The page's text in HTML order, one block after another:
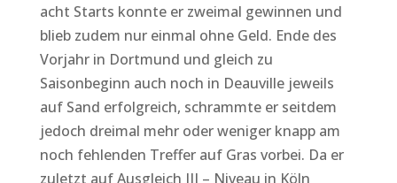
acht Starts konnte er zweimal gewinnen und
blieb zudem nur einmal ohne Geld. Ende des
Vorjahr in Dortmund und gleich zu
Saisonbeginn auch noch in Deauville jeweils
auf Sand erfolgreich, schrammte er seitdem
jedoch dreimal mehr oder weniger knapp am
noch fehlenden Treffer auf Gras vorbei. Da er
zuletzt auf Ausgleich III – Niveau in Köln